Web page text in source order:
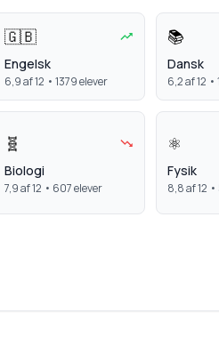
🇬🇧
Engelsk
6,9af 12 • 1379elever
📚
Dansk
6,2af 12 •
🧬
Biologi
7,9af 12 • 607elever
⚛️
Fysik
8,8af 12 •